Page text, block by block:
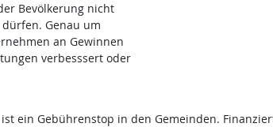
Bevölkerung nicht
Genau um
an Gewinnen
verbesssert oder
ein Gebührenstop in den Gemeinden.